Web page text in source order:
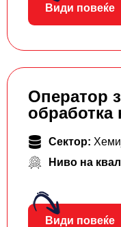
Види повеќе
Оператор
обработка
Сектор:
Ниво на
Види повеќе